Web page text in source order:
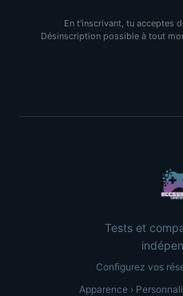
En t'inscrivant, tu acceptes
Désinscription possible à tout
Tests et
Configurez vos
Apparence ›